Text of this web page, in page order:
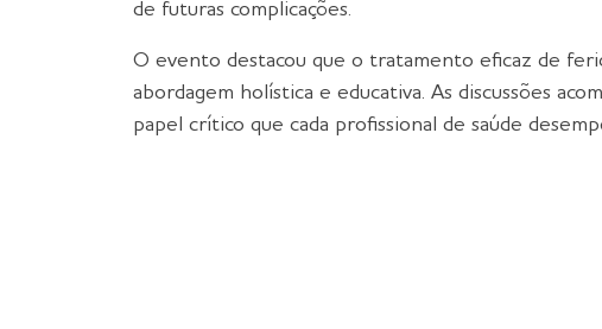
de futuras complicações.
O evento destacou que o tratamento eficaz de
abordagem holística e educativa. As discussões
papel crítico que cada profissional de saúde